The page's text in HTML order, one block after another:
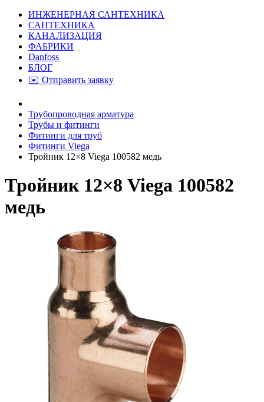
ИНЖЕНЕРНАЯ САНТЕХНИКА
САНТЕХНИКА
КАНАЛИЗАЦИЯ
ФАБРИКИ
Danfoss
БЛОГ
✉️ Отправить заявку
Трубопроводная арматура
Трубы и фитинги
Фитинги для труб
Фитинги Viega
Тройник 12×8 Viega 100582 медь
Тройник 12×8 Viega 100582
медь